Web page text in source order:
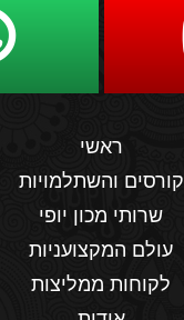
ראשי
קורסים והשתלמויות
שרותי מכון יופי
עולם המקצועניות
לקוחות ממליצות